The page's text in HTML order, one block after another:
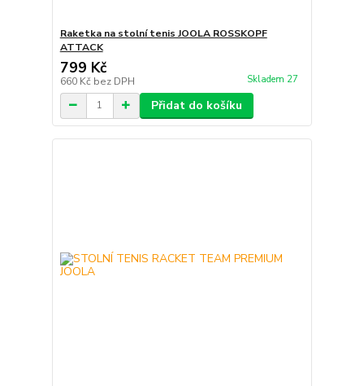
Raketka na stolní tenis JOOLA ROSSKOPF
ATTACK
799 Kč
660 Kč bez DPH Skladem 27
Přidat do košíku